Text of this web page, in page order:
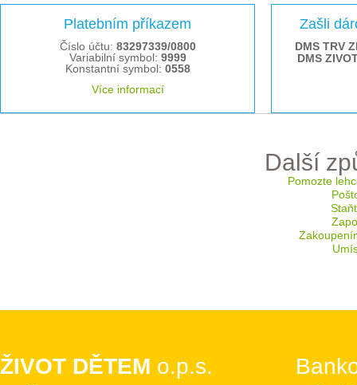
Platebním příkazem
Číslo účtu: 83297339/0800
Variabilní symbol: 9999
Konstantní symbol: 0558
Více informací
Zašli
DMS TRV
DMS
Další
Pomozte
ŽIVOT DĚTEM o.p.s.